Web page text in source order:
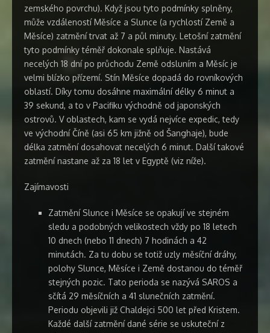
zemského povrchu). Když jsou tyto podmínky splněny,
může vzdáleností Měsíce a Slunce (a rychlostí Země a
Měsíce) zatmění trvat až 7 a půl minuty. Letošní zatmění
tyto podmínky téměř dokonale splňuje. Nastává
necelých 18 dní po průchodu Země odsluním a Měsíc je
velmi blízko přízemí. Stín Měsíce dopadá do rovníkových
oblastí. Díky tomu dosáhne maximální délky 6 minut a
39 sekund, a to v Pacifiku východně od japonských
ostrovů. V oblastech, kam se vydá nejvíce expedic, tedy
ve východní Číně (asi 65 km jižně od Šanghaje), bude
délka zatmění dosahovat necelých 6 minut. Další takové
zatmění nastane až za 18 let v Egyptě (viz níže).
Zajímavosti
Zatmění Slunce i Měsíce se opakují ve stejném
sledu a podobných velikostech vždy po 18 letech
10 dnech (nebo 11 dnech) 7 hodinách a 42
minutách. Za tu dobu se totiž uzly měsíční dráhy,
polohy Slunce, Měsíce i Země dostanou do téměř
stejných pozic. Tato perioda se nazývá SAROS a
sčítá 29 měsíčních a 41 slunečních zatmění.
Periodu objevili již Chaldejci 500 let před Kristem.
Každé další zatmění dané série se uskuteční z